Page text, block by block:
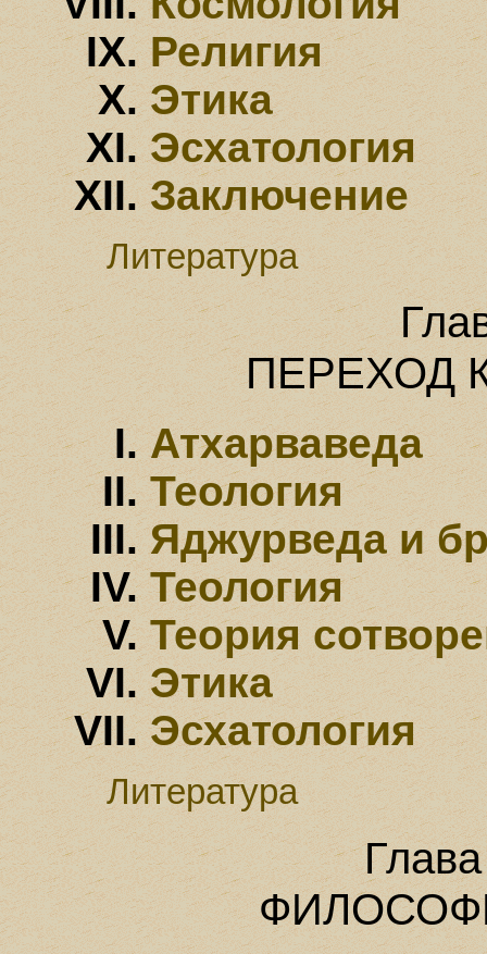
Религия
Этика
Эсхатология
Заключение
Литература
ПЕРЕХОД
Атхарваведа
Теология
Яджурведа и
Теология
Теория
Этика
Эсхатология
Литература